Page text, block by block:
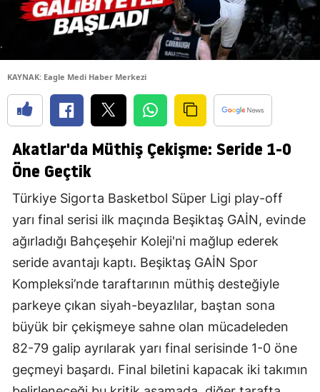
KAYNAK: Eagle Medi Haber Merkezi
Akatlar'da Müthiş Çekişme: Seride 1-0
Öne Geçtik
Türkiye Sigorta Basketbol Süper Ligi play-off
yarı final serisi ilk maçında Beşiktaş GAİN, evinde
ağırladığı Bahçeşehir Koleji'ni mağlup ederek
seride avantajı kaptı. Beşiktaş GAİN Spor
Kompleksi’nde taraftarının müthiş desteğiyle
parkeye çıkan siyah-beyazlılar, baştan sona
büyük bir çekişmeye sahne olan mücadeleden
82-79 galip ayrılarak yarı final serisinde 1-0 öne
geçmeyi başardı. Final biletini kapacak iki takımın